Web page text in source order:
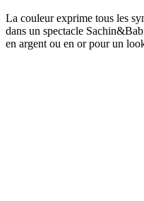
La couleur exprime tous les
dans un spectacle Sachin&
en argent ou en or pour un